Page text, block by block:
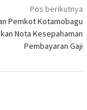
Pos berikutnya
Pemkot Kotamobagu
Nota Kesepahaman
Pembayaran Gaji